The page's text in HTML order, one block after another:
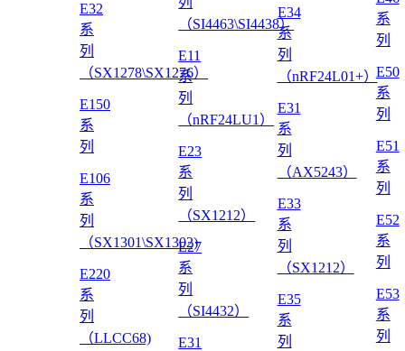
E32
系
列
（SX1278\SX1276）
E150
系
列
E106
系
列
（SX1301\SX1302)
E220
系
列
（LLCC68)
（SI4463\SI4438）
E11
系
列
（nRF24LU1）
E23
系
列
（SX1212）
E27
系
列
（SI4432）
E31
E34
系
列
（nRF24L01+）
E31
系
列
（AX5243）
E33
系
列
（SX1212）
E35
系
列
系
列
E50
系
列
E51
系
列
E52
系
列
E53
系
列